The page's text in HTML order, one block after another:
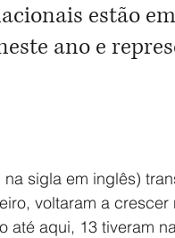
estão
ano e
sigla em inglês)
voltaram a
até aqui, 13 tiveram